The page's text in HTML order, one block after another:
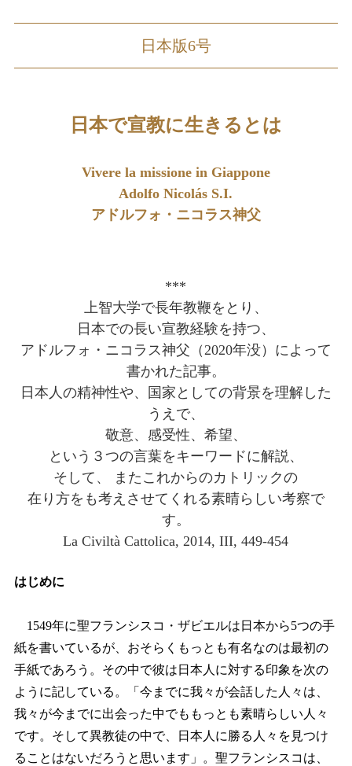
日本版6号
日本で宣教に生きるとは
Vivere la missione in Giappone
Adolfo Nicolás S.I.
アドルフォ・ニコラス神父
***
上智大学で長年教鞭をとり、
日本での長い宣教経験を持つ、
アドルフォ・ニコラス神父（2020年没）によって
書かれた記事。
日本人の精神性や、国家としての背景を理解した
うえで、
敬意、感受性、希望、
という３つの言葉をキーワードに解説、
そして、 またこれからのカトリックの
在り方をも考えさせてくれる素晴らしい考察で
す。
La Civiltà Cattolica, 2014, III, 449-454
はじめに
1549年に聖フランシスコ・ザビエルは日本から5つの手
紙を書いているが、おそらくもっとも有名なのは最初の
手紙であろう。その中で彼は日本人に対する印象を次の
ように記している。「今までに我々が会話した人々は、
我々が今までに出会った中でももっとも素晴らしい人々
です。そして異教徒の中で、日本人に勝る人々を見つけ
ることはないだろうと思います」。聖フランシスコは、